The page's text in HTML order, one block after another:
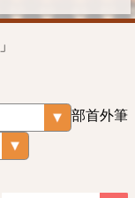
」
部首外筆